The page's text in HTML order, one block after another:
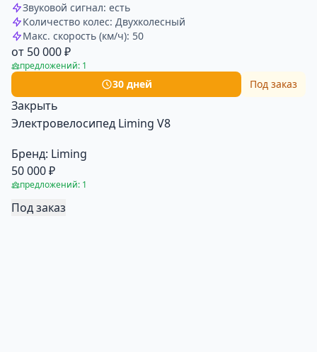
Звуковой сигнал: есть
Количество колес: Двухколесный
Макс. скорость (км/ч): 50
от 50 000 ₽
предложений: 1
30 дней Под заказ
Закрыть
Электровелосипед Liming V8
Бренд: Liming
50 000 ₽
предложений: 1
Под заказ